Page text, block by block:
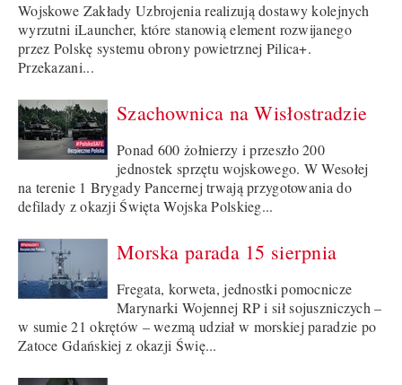
Wojskowe Zakłady Uzbrojenia realizują dostawy kolejnych
wyrzutni iLauncher, które stanowią element rozwijanego
przez Polskę systemu obrony powietrznej Pilica+.
Przekazani...
Szachownica na Wisłostradzie
Ponad 600 żołnierzy i przeszło 200
jednostek sprzętu wojskowego. W Wesołej
na terenie 1 Brygady Pancernej trwają przygotowania do
defilady z okazji Święta Wojska Polskieg...
Morska parada 15 sierpnia
Fregata, korweta, jednostki pomocnicze
Marynarki Wojennej RP i sił sojuszniczych –
w sumie 21 okrętów – wezmą udział w morskiej paradzie po
Zatoce Gdańskiej z okazji Świę...